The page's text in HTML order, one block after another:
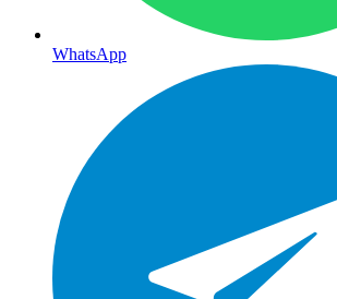
WhatsApp